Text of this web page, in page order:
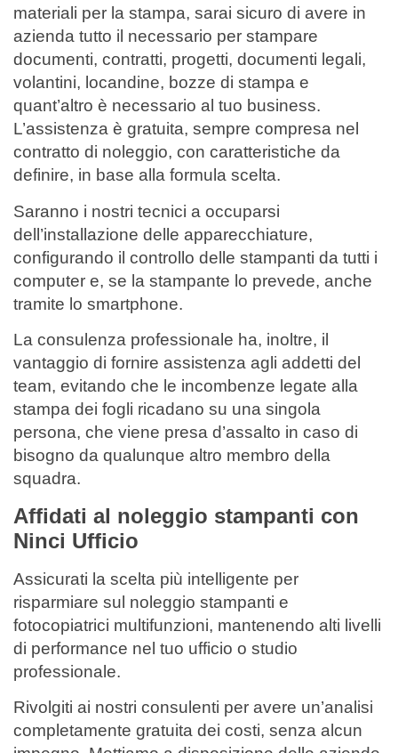
materiali per la stampa, sarai sicuro di avere in
azienda tutto il necessario per stampare
documenti, contratti, progetti, documenti legali,
volantini, locandine, bozze di stampa e
quant’altro è necessario al tuo business.
L’assistenza è gratuita, sempre compresa nel
contratto di noleggio, con caratteristiche da
definire, in base alla formula scelta.
Saranno i nostri tecnici a occuparsi
dell’installazione delle apparecchiature,
configurando il controllo delle stampanti da tutti i
computer e, se la stampante lo prevede, anche
tramite lo smartphone.
La consulenza professionale ha, inoltre, il
vantaggio di fornire assistenza agli addetti del
team, evitando che le incombenze legate alla
stampa dei fogli ricadano su una singola
persona, che viene presa d’assalto in caso di
bisogno da qualunque altro membro della
squadra.
Affidati al noleggio stampanti con
Ninci Ufficio
Assicurati la scelta più intelligente per
risparmiare sul noleggio stampanti e
fotocopiatrici multifunzioni, mantenendo alti livelli
di performance nel tuo ufficio o studio
professionale.
Rivolgiti ai nostri consulenti per avere un’analisi
completamente gratuita dei costi, senza alcun